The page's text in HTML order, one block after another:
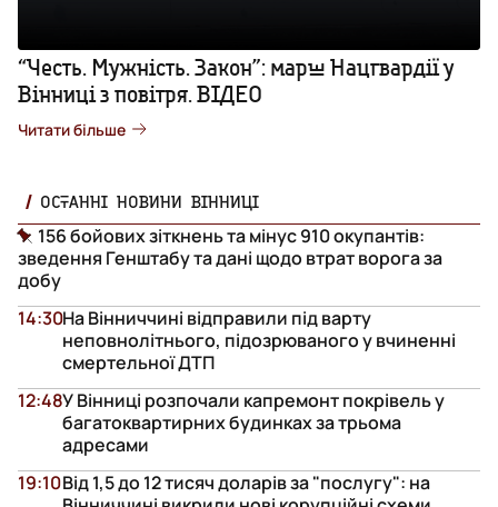
“Честь. Мужність. Закон”: марш Нацгвардії у
Вінниці з повітря. ВІДЕО
Читати більше
ОСТАННІ НОВИНИ ВІННИЦІ
156 бойових зіткнень та мінус 910 окупантів:
зведення Генштабу та дані щодо втрат ворога за
добу
На Вінниччині відправили під варту
неповнолітнього, підозрюваного у вчиненні
смертельної ДТП
14:30
У Вінниці розпочали капремонт покрівель у
багатоквартирних будинках за трьома
адресами
12:48
Від 1,5 до 12 тисяч доларів за "послугу": на
19:10